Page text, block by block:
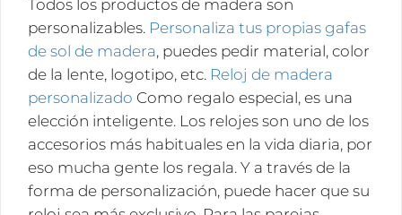
Todos los productos de madera son
personalizables. Personaliza tus propias gafas
de sol de madera, puedes pedir material, color
de la lente, logotipo, etc. Reloj de madera
personalizado Como regalo especial, es una
elección inteligente. Los relojes son uno de los
accesorios más habituales en la vida diaria, por
eso mucha gente los regala. Y a través de la
forma de personalización, puede hacer que su